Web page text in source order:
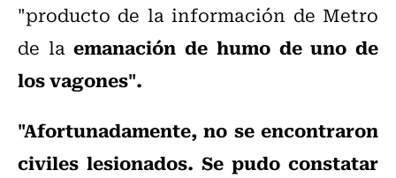
"producto de la información de Metro
de laemanación de humo de uno de
los vagones".
"Afortunadamente, no se encontraron
civiles lesionados. Se pudo constatar